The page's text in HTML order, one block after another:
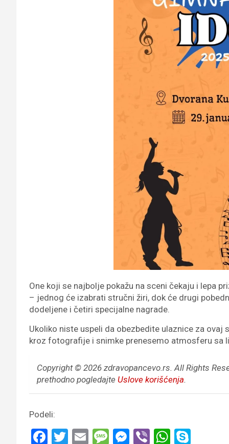
One koji se najbolje pokažu na sceni čekaju i lepa
– jednog će izabrati stručni žiri, dok će drugi
dodeljene i četiri specijalne nagrade.
Ukoliko niste uspeli da obezbedite ulaznice za
kroz fotografije i snimke prenesemo atmosferu sa
Copyright © 2026 zdravopancevo.rs. All Rights
prethodno pogledajte Uslove korišćenja.
Podeli:
F
T
E
M M Vi W